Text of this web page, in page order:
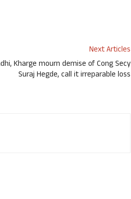
Next Articles
Kharge mourn demise of Cong Secy
Suraj Hegde, call it irreparable loss